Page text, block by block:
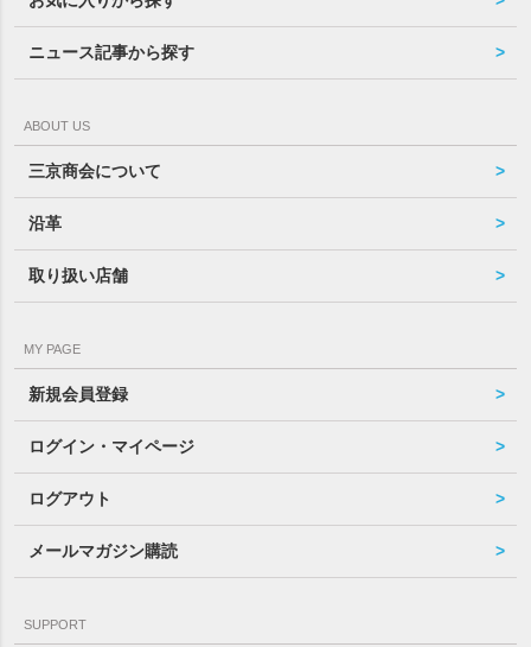
ニュース記事から探す
ABOUT US
三京商会について
沿革
取り扱い店舗
MY PAGE
新規会員登録
ログイン・マイページ
ログアウト
メールマガジン購読
SUPPORT